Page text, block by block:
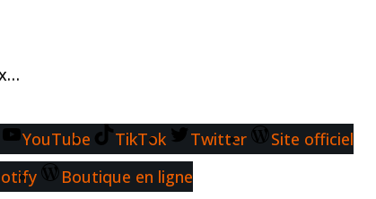
YouTube TikTok Twitter
Site officiel
Boutique en ligne